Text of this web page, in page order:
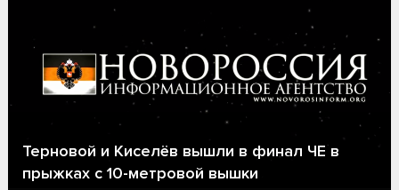
Терновой и Киселёв вышли в финал ЧЕ в
прыжках с 10-метровой вышки